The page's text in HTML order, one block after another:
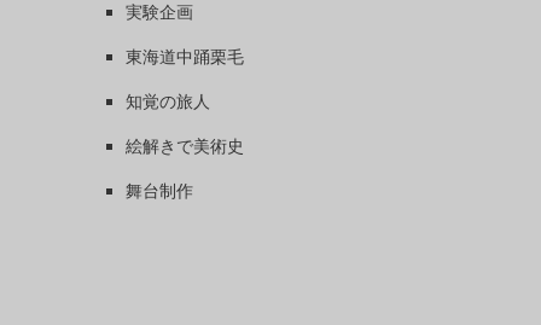
実験企画
東海道中踊栗毛
知覚の旅人
絵解きで美術史
舞台制作